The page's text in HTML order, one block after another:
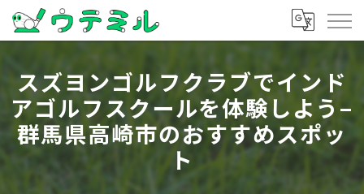
スズヨンゴルフクラブでインド
アゴルフスクールを体験しよう–
群馬県高崎市のおすすめスポッ
ト